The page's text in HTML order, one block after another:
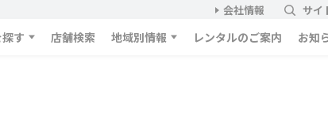
会社情報 サイ
す 店舗検索 地域別情報 レンタルのご案内 お知